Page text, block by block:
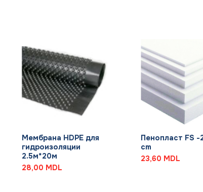
Мембрана HDPE для
гидроизоляции
2.5м*20м
28,00 MDL
Пенопласт FS -
cm
23,60 MDL